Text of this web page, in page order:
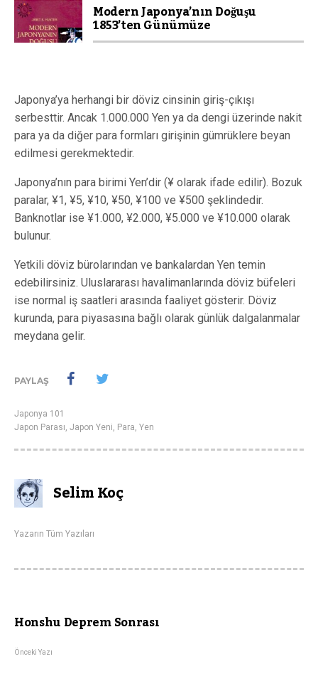
Modern Japonya’nın Doğuşu
1853’ten Günümüze
Japonya’ya herhangi bir döviz cinsinin giriş-çıkışı
serbesttir. Ancak 1.000.000 Yen ya da dengi üzerinde nakit
para ya da diğer para formları girişinin gümrüklere beyan
edilmesi gerekmektedir.
Japonya’nın para birimi Yen’dir (¥ olarak ifade edilir). Bozuk
paralar, ¥1, ¥5, ¥10, ¥50, ¥100 ve ¥500 şeklindedir.
Banknotlar ise ¥1.000, ¥2.000, ¥5.000 ve ¥10.000 olarak
bulunur.
Yetkili döviz bürolarından ve bankalardan Yen temin
edebilirsiniz. Uluslararası havalimanlarında döviz büfeleri
ise normal iş saatleri arasında faaliyet gösterir. Döviz
kurunda, para piyasasına bağlı olarak günlük dalgalanmalar
meydana gelir.
PAYLAŞ
Japonya 101
Japon Parası, Japon Yeni, Para, Yen
Selim Koç
Yazarın Tüm Yazıları
Honshu Deprem Sonrası
Önceki Yazı